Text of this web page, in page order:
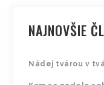
NAJNOVŠIE
Nádej tvárou v